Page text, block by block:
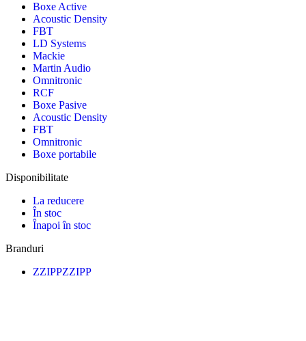
Boxe Active
Acoustic Density
FBT
LD Systems
Mackie
Martin Audio
Omnitronic
RCF
Boxe Pasive
Acoustic Density
FBT
Omnitronic
Boxe portabile
Disponibilitate
La reducere
În stoc
Înapoi în stoc
Branduri
ZZIPPZZIPP